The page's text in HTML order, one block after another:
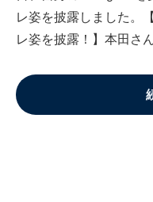
レ姿を披露しました。
レ姿を披露！】本田さ